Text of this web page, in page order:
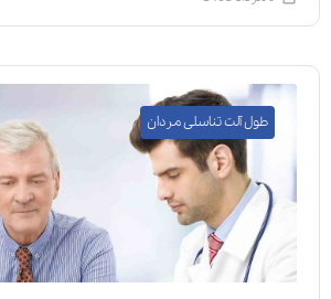
طول آلت تناسلی مردان